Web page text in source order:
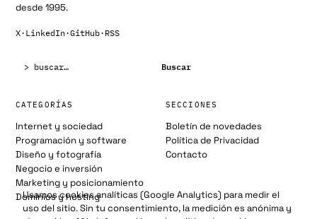
desde 1995.
X· LinkedIn·GitHub· RSS
Buscar
CATEGORÍAS
Internet y sociedad
Programación y software
Diseño y fotografía
Negocio e inversión
Marketing y posicionamiento
Dominios y hosting
SECCIONES
Boletín de novedades
Política de Privacidad
Contacto
Usamos cookies analíticas (Google Analytics) para medir el
uso del sitio. Sin tu consentimiento, la medición es anónima y